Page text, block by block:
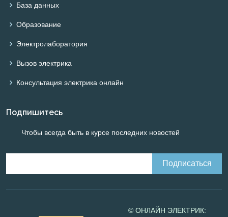
База данных
Образование
Электролаборатория
Вызов электрика
Консультация электрика онлайн
Подпишитесь
Чтобы всегда быть в курсе последних новостей
© ОНЛАЙН ЭЛЕКТРИК: